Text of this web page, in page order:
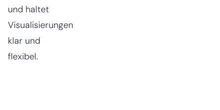
und haltet
Visualisierungen
klar und
flexibel.